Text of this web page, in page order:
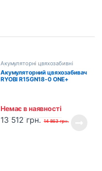
Акумуляторні цвяхозабивні
пістолети
Акумуляторний цвяхозабивач
RYOBI R15GN18-0 ONE+
Немає в наявності
13 512 грн. 14 863грн.